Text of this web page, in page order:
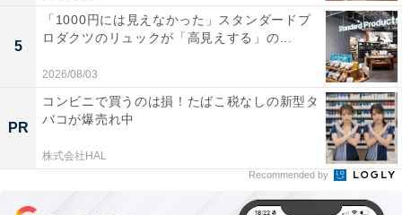
5
「1000円には見えなかった」スタンダードプ
ロダクツのリュックが「高見えする」の...
2026/08/03
PR
コンビニで買うのは損！たばこ税なしの新型タ
バコが爆売れ中
株式会社HAL
Recommended by